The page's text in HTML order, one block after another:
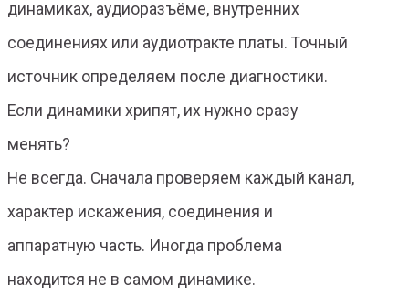
динамиках, аудиоразъёме, внутренних
соединениях или аудиотракте платы. Точный
источник определяем после диагностики.
Если динамики хрипят, их нужно сразу
менять?
Не всегда. Сначала проверяем каждый канал,
характер искажения, соединения и
аппаратную часть. Иногда проблема
находится не в самом динамике.